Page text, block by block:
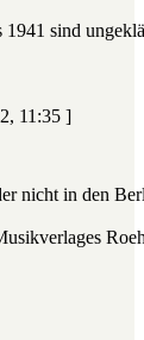
1941 sind
11:35 ]
nicht in den